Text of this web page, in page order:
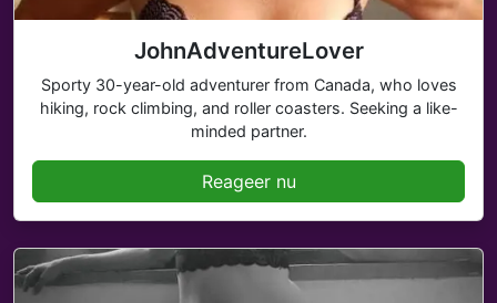
JohnAdventureLover
Sporty 30-year-old adventurer from Canada, who loves
hiking, rock climbing, and roller coasters. Seeking a like-
minded partner.
Reageer nu